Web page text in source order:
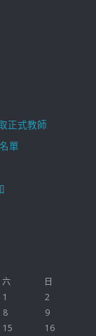
正式教師
單
六
日
1
2
8
9
15
16